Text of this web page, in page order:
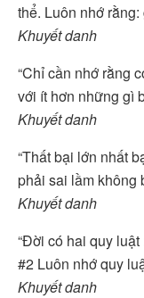
thể. Luôn nhớ
Khuyết danh
“Chỉ cần nhớ rằng
với ít hơn những gì
Khuyết danh
“Thất bại lớn nhất
phải sai lầm không
Khuyết danh
“Đời có hai quy luật
#2 Luôn nhớ quy
Khuyết danh